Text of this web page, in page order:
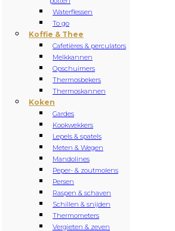
Waterflessen
To go
Koffie & Thee
Cafetières & perculators
Melkkannen
Opschuimers
Thermosbekers
Thermoskannen
Koken
Gardes
Kookwekkers
Lepels & spatels
Meten & Wegen
Mandolines
Peper- & zoutmolens
Persen
Raspen & schaven
Schillen & snijden
Thermometers
Vergieten & zeven